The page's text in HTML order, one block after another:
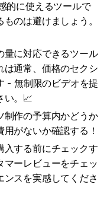
的に使えるツールで
のは避けましょう。
量に対応できるツール
は通常、価格のセクシ
- 無制限のビデオを提
い。📈
制作の予算内かどうか
がないか確認する！
入する前にチェックす
マーレビューをチェッ
スを実感してくださ